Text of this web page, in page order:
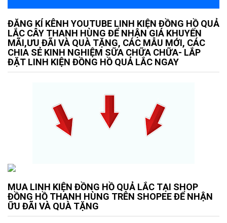
ĐĂNG KÍ KÊNH YOUTUBE LINH KIỆN ĐỒNG HỒ QUẢ
LẮC CÂY THANH HÙNG ĐỂ NHẬN GIÁ KHUYẾN
MÃI,ƯU ĐÃI VÀ QUÀ TẶNG, CÁC MẪU MỚI, CÁC
CHIA SẺ KINH NGHIỆM SỮA CHỮA CHỮA- LẮP
ĐẶT LINH KIỆN ĐỒNG HỒ QUẢ LẮC NGAY
MUA LINH KIỆN ĐỒNG HỒ QUẢ LẮC TẠI SHOP
ĐỒNG HỒ THANH HÙNG TRÊN SHOPEE ĐỂ NHẬN
ỮU ĐÃI VÀ QUÀ TẶNG